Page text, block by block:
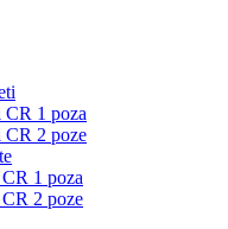
CR 1 poza
CR 2 poze
1 poza
2 poze